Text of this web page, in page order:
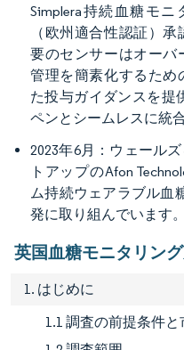
Simplera持続血糖モ
（欧州適合性認証）
要のセンサーはオーバ
管理を簡素化するため
た投与ガイダンスを提
ペンとシームレスに統
2023年6月：ウェール
トアップのAfon
ム持続ウェアラブル血
発に取り組んでいます。
英国血糖モニタリン
1. はじめに
1.1 調査の前提条件